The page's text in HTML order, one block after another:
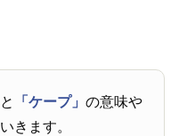
と 「ケープ」の意味や
きます。